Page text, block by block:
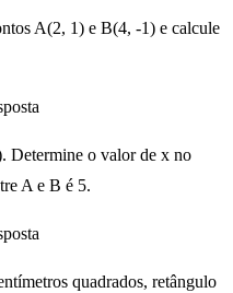
A(2, 1) e B(4, -1) e calcule
Determine o valor de x no
A e B é 5.
quadrados, retângulo